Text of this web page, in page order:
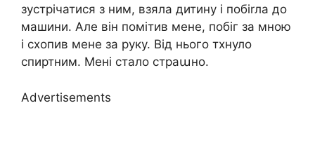
зустрічатися з ним, взяла дитину і побіrла до
машини. Але він помітив мене, побіг за мною
і схопив мене за руку. Від нього тхнуло
спиртним. Мені стало страաно.
Advertisements